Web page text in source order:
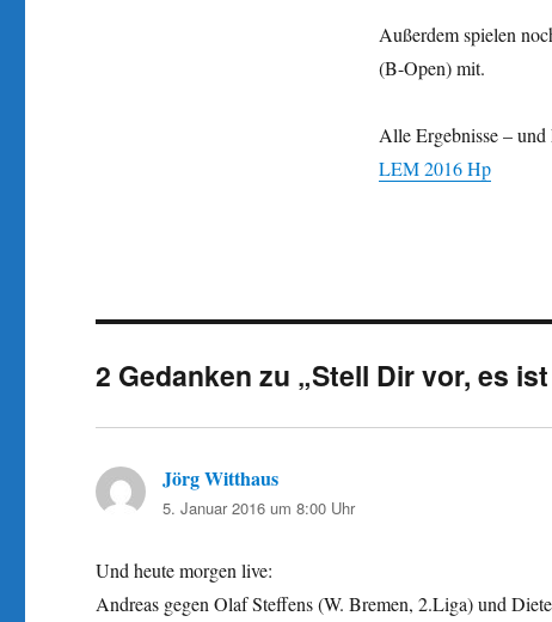
Außerdem spielen
(B-Open) mit.
Alle Ergebnisse –
LEM 2016 Hp
2 Gedanken zu „Stell Dir vor, es
Jörg Witthaus
5. Januar 2016 um 8:00 Uhr
Und heute morgen live:
Andreas gegen Olaf Steffens (W. Bremen, 2.Liga) und